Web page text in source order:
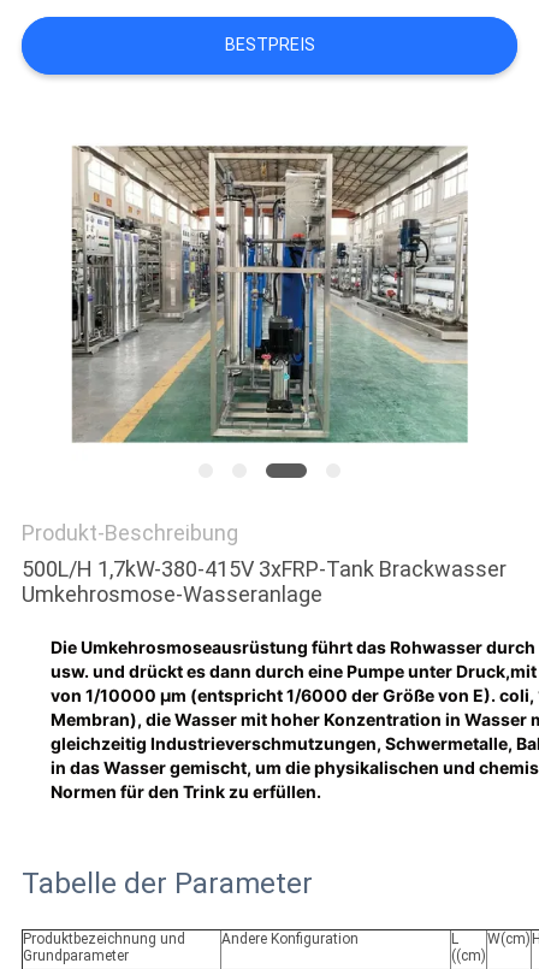
FORDERN
SIE EIN
SITEMAP
PRIVACY
POLICY
BESTPREIS
Produkt-Beschreibung
500L/H 1,7kW-380-415V 3xFRP-Tank Brackwasser
Umkehrosmose-Wasseranlage
Die Umkehrosmoseausrüstung führt das Rohwasser
usw. und drückt es dann durch eine Pumpe unter
von 1/10000 μm (entspricht 1/6000 der Größe von E).
Membran), die Wasser mit hoher Konzentration in
gleichzeitig Industrieverschmutzungen, Schwermetalle,
in das Wasser gemischt, um die physikalischen und
Normen für den Trink zu erfüllen.
Tabelle der Parameter
Produktbezeichnung und
Grundparameter
Andere Konfiguration
L
((cm)
W(cm)